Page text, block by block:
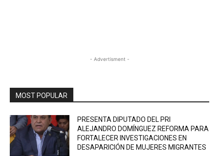
- Advertisment -
MOST POPULAR
PRESENTA DIPUTADO DEL PRI
ALEJANDRO DOMÍNGUEZ REFORMA PARA
FORTALECER INVESTIGACIONES EN
DESAPARICIÓN DE MUJERES MIGRANTES